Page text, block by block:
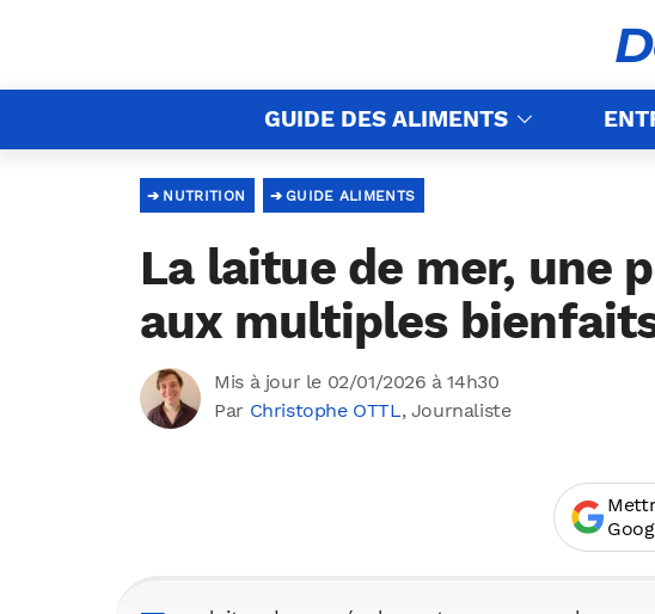
GUIDE DES ALIMENTS
GUIDE ALIMENTS
NUTRITION
La laitue de mer, une
aux multiples
Mis à jour le 02/01/2026 à 14h30
Par Christophe OTTL, Journaliste